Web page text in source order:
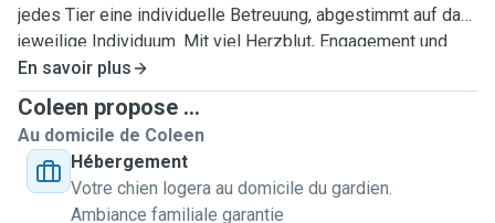
jedes Tier eine individuelle Betreuung, abgestimmt auf das
jeweilige Individuum. Mit viel Herzblut, Engagement und
Professionalität betreue ich Ihr Tier, wenn Sie selbst
einmal verhindert sein sollten. Diskretion ist für mich
selbstverständlich, genauso wie liebevolle und faire
Betreuung. Ich biete verschiedene Varianten der
Tierbetreuung an. Von Spazierservice bis Ferienbetreuung
für Ihren Hund ist alles möglich. Auch Katzen, Nagetiere und
En savoir plus
Coleen propose ...
Au domicile de Coleen
Hébergement
Votre chien logera au domicile du gardien.
Ambiance familiale garantie